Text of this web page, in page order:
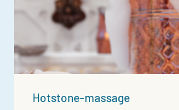
Hotstone-massage